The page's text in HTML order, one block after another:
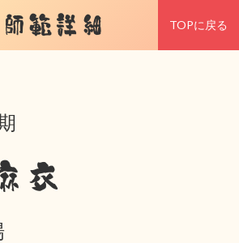
師範詳細 TOPに戻る
衣